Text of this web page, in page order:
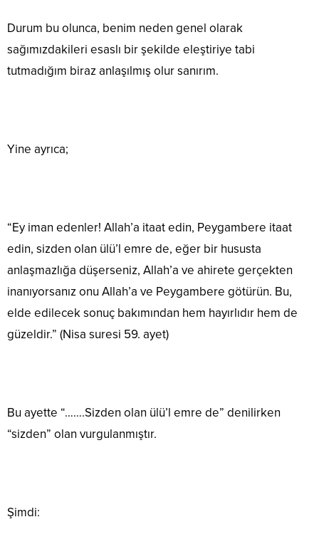
Durum bu olunca, benim neden genel olarak
sağımızdakileri esaslı bir şekilde eleştiriye tabi
tutmadığım biraz anlaşılmış olur sanırım.
Yine ayrıca;
“Ey iman edenler! Allah’a itaat edin, Peygambere itaat
edin, sizden olan ülü’l emre de, eğer bir hususta
anlaşmazlığa düşerseniz, Allah’a ve ahirete gerçekten
inanıyorsanız onu Allah’a ve Peygambere götürün. Bu,
elde edilecek sonuç bakımından hem hayırlıdır hem de
güzeldir.” (Nisa suresi 59. ayet)
Bu ayette “…….Sizden olan ülü’l emre de” denilirken
“sizden” olan vurgulanmıştır.
Şimdi: